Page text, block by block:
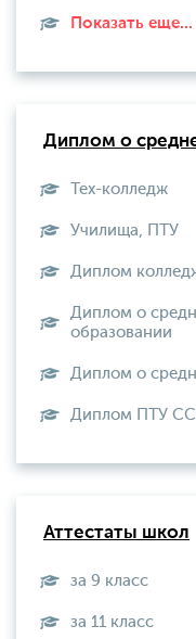
Показать еще...
Диплом о
Тех-колледж
Училища, ПТУ
Диплом
Диплом о
образовании
Диплом о
Диплом ПТУ
Аттестаты школ
за 9 класс
за 11 класс